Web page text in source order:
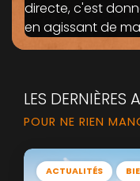
directe, c'est
en agissant de
LES DERNIÈRES
POUR NE RIEN
ACTUALITÉS